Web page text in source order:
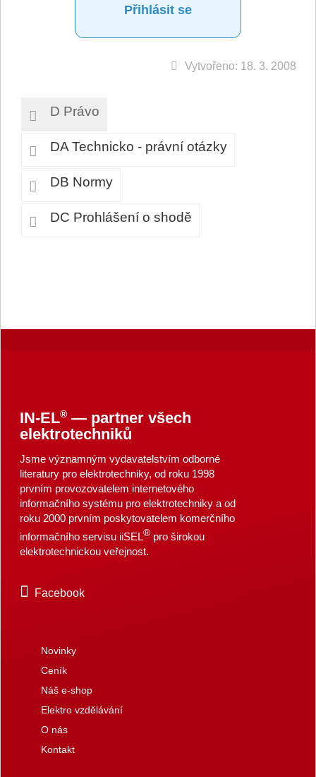
Přihlásit se
Vytvořeno: 18. 3. 2008
D Právo
DA Technicko - právní otázky
DB Normy
DC Prohlášení o shodě
IN-EL®— partner všech
elektrotechniků
Jsme významným vydavatelstvím odborné
literatury pro elektrotechniky, od roku 1998
prvním provozovatelem internetového
informačního systému pro elektrotechniky a od
roku 2000 prvním poskytovatelem komerčního
informačního servisu iiSEL®pro širokou
elektrotechnickou veřejnost.
Facebook
Novinky
Ceník
Náš e-shop
Elektro vzdělávání
O nás
Kontakt